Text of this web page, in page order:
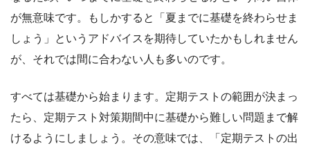
が無意味です。もしかすると「夏までに基礎を終わらせま
しょう」というアドバイスを期待していたかもしれません
が、それでは間に合わない人も多いのです。
すべては基礎から始まります。定期テストの範囲が決まっ
たら、定期テスト対策期間中に基礎から難しい問題まで解
けるようにしましょう。その意味では、「定期テストの出